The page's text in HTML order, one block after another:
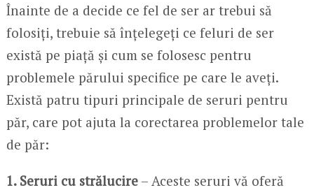
Înainte de a decide ce fel de ser ar trebui să
folosiți, trebuie să înțelegeți ce feluri de ser
există pe piață și cum se folosesc pentru
problemele părului specifice pe care le aveți.
Există patru tipuri principale de seruri pentru
păr, care pot ajuta la corectarea problemelor tale
de păr:
1. Seruri cu strălucire– Aceste seruri vă oferă